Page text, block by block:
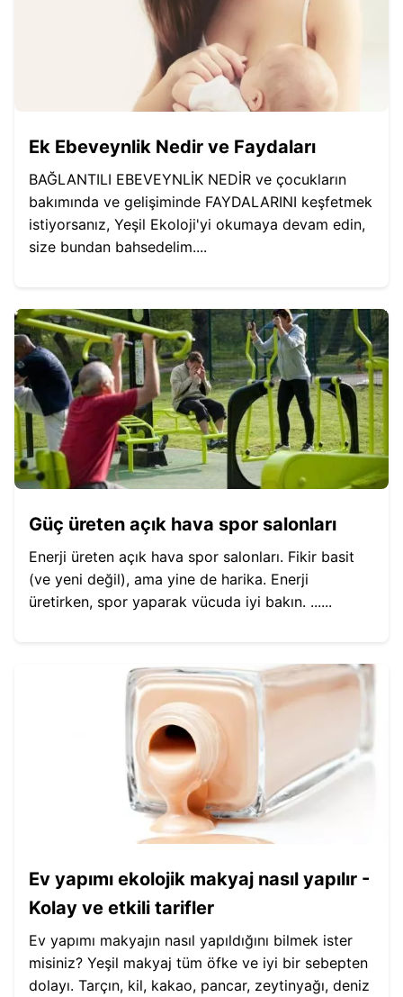
Ek Ebeveynlik Nedir ve Faydaları
BAĞLANTILI EBEVEYNLİK NEDİR ve çocukların
bakımında ve gelişiminde FAYDALARINI keşfetmek
istiyorsanız, Yeşil Ekoloji'yi okumaya devam edin,
size bundan bahsedelim....
Güç üreten açık hava spor salonları
Enerji üreten açık hava spor salonları. Fikir basit
(ve yeni değil), ama yine de harika. Enerji
üretirken, spor yaparak vücuda iyi bakın. ......
Ev yapımı ekolojik makyaj nasıl yapılır -
Kolay ve etkili tarifler
Ev yapımı makyajın nasıl yapıldığını bilmek ister
misiniz? Yeşil makyaj tüm öfke ve iyi bir sebepten
dolayı. Tarçın, kil, kakao, pancar, zeytinyağı, deniz